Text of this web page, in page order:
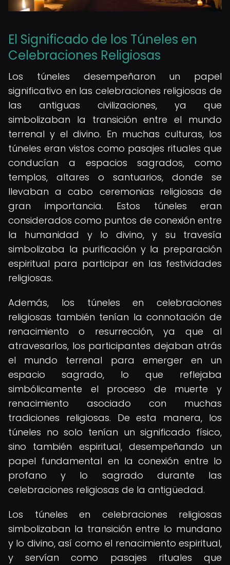
El Significado de los Túneles en
Celebraciones Religiosas
Los túneles desempeñaron un papel
significativo en las celebraciones religiosas de
las antiguas civilizaciones, ya que
simbolizaban la transición entre el mundo
terrenal y el divino. En muchas culturas, los
túneles eran vistos como pasajes rituales que
conducían a espacios sagrados, como
templos, altares o santuarios, donde se
llevaban a cabo ceremonias religiosas de
gran importancia. Estos túneles eran
considerados como puntos de conexión entre
la humanidad y lo divino, y su travesía
simbolizaba la purificación y la preparación
espiritual para participar en las festividades
religiosas.
Además, los túneles en celebraciones
religiosas también tenían la connotación de
renacimiento o resurrección, ya que al
atravesarlos, los participantes dejaban atrás
el mundo terrenal para emerger en un
espacio sagrado, lo que reflejaba
simbólicamente el proceso de muerte y
renacimiento asociado con muchas
tradiciones religiosas. De esta manera, los
túneles no solo tenían un significado físico,
sino también espiritual, desempeñando un
papel fundamental en la conexión entre lo
profano y lo sagrado durante las
celebraciones religiosas de la antigüedad.
Los túneles en celebraciones religiosas
simbolizaban la transición entre lo mundano
y lo divino, así como el renacimiento espiritual,
y servían como pasajes rituales que